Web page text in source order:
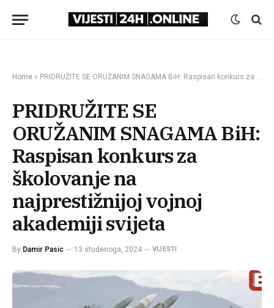
Home » PRIDRUŽITE SE ORUŽANIM SNAGAMA BiH: Raspisan konkurs za školovanje na najprestižnijoj vojnoj akademiji svijeta
PRIDRUŽITE SE
ORUŽANIM SNAGAMA BiH:
Raspisan konkurs za
školovanje na
najprestižnijoj vojnoj
akademiji svijeta
By Damir Pasic 13 studenoga, 2024 VIJESTI